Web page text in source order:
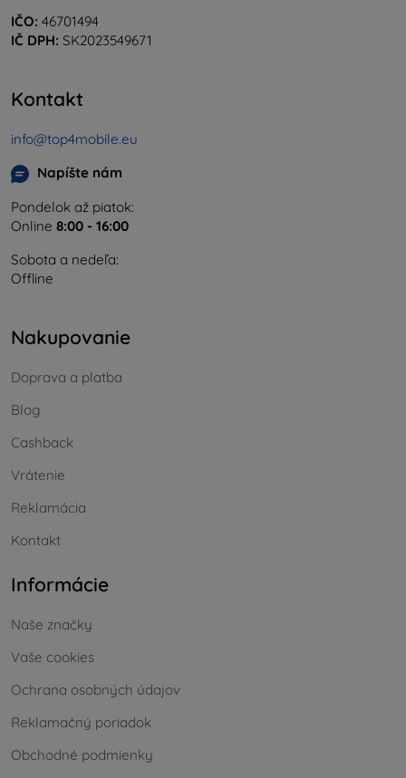
IČO: 46701494
IČ DPH: SK2023549671
Kontakt
info@top4mobile.eu
Napíšte nám
Pondelok až piatok:
Online 8:00 - 16:00
Sobota a nedeľa:
Offline
Nakupovanie
Doprava a platba
Blog
Cashback
Vrátenie
Reklamácia
Kontakt
Informácie
Naše značky
Vaše cookies
Ochrana osobných údajov
Reklamačný poriadok
Obchodné podmienky